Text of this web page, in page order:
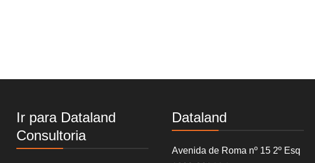
Ir para Dataland
Consultoria
Dataland
Avenida de Roma nº 15 2º Esq